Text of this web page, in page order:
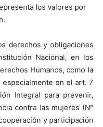
los valores por
derechos y obligaciones
Nacional, en los
Humanos, como la
especialmente en el art. 7
Integral para prevenir,
contra las mujeres (N°
y participación